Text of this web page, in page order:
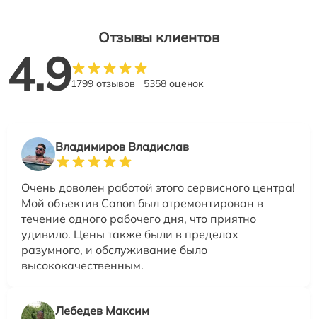
Отзывы клиентов
4.91799 отзывов 5358 оценок
Владимиров Владислав
Очень доволен работой этого сервисного центра!
Мой объектив Canon был отремонтирован в
течение одного рабочего дня, что приятно
удивило. Цены также были в пределах
разумного, и обслуживание было
высококачественным.
Лебедев Максим